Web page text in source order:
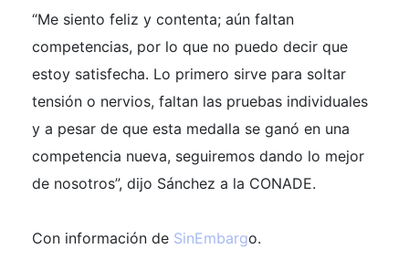
“Me siento feliz y contenta; aún faltan
competencias, por lo que no puedo decir que
estoy satisfecha. Lo primero sirve para soltar
tensión o nervios, faltan las pruebas individuales
y a pesar de que esta medalla se ganó en una
competencia nueva, seguiremos dando lo mejor
de nosotros”, dijo Sánchez a la CONADE.
Con información de SinEmbargo.